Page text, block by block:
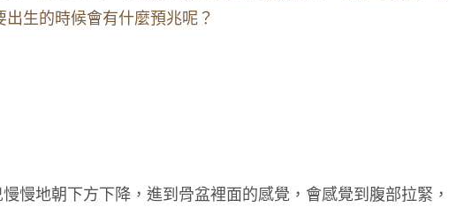
生的時候會有什麼預兆呢？
慢地朝下方下降，進到骨盆裡面的感覺，會感覺到腹部拉緊，